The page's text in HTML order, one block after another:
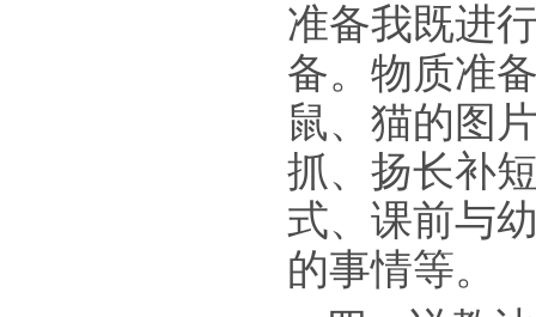
准备我既进
备。物质准
鼠、猫的图
抓、扬长补
式、课前与
的事情等。